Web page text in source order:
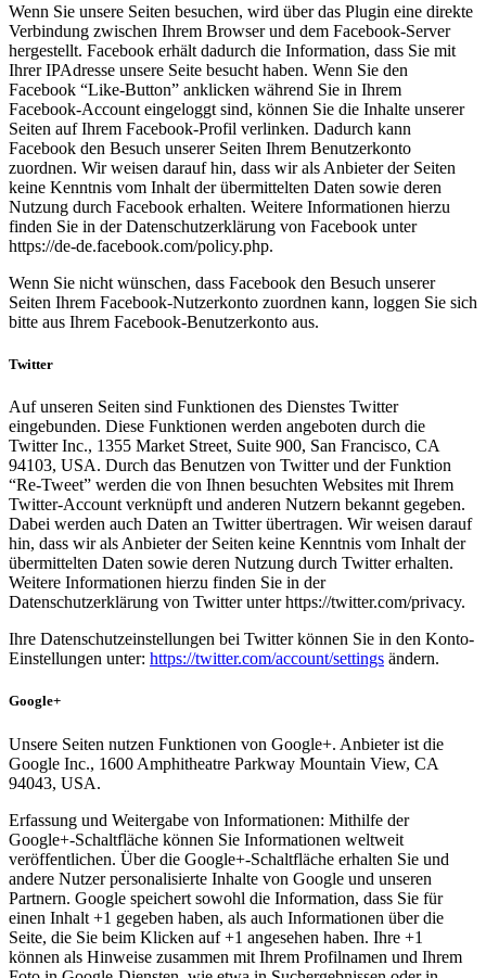
Wenn Sie unsere Seiten besuchen, wird über das Plugin eine direkte
Verbindung zwischen Ihrem Browser und dem Facebook-Server
hergestellt. Facebook erhält dadurch die Information, dass Sie mit
Ihrer IPAdresse unsere Seite besucht haben. Wenn Sie den
Facebook “Like-Button” anklicken während Sie in Ihrem
Facebook-Account eingeloggt sind, können Sie die Inhalte unserer
Seiten auf Ihrem Facebook-Profil verlinken. Dadurch kann
Facebook den Besuch unserer Seiten Ihrem Benutzerkonto
zuordnen. Wir weisen darauf hin, dass wir als Anbieter der Seiten
keine Kenntnis vom Inhalt der übermittelten Daten sowie deren
Nutzung durch Facebook erhalten. Weitere Informationen hierzu
finden Sie in der Datenschutzerklärung von Facebook unter
https://de-de.facebook.com/policy.php.
Wenn Sie nicht wünschen, dass Facebook den Besuch unserer
Seiten Ihrem Facebook-Nutzerkonto zuordnen kann, loggen Sie sich
bitte aus Ihrem Facebook-Benutzerkonto aus.
Twitter
Auf unseren Seiten sind Funktionen des Dienstes Twitter
eingebunden. Diese Funktionen werden angeboten durch die
Twitter Inc., 1355 Market Street, Suite 900, San Francisco, CA
94103, USA. Durch das Benutzen von Twitter und der Funktion
“Re-Tweet” werden die von Ihnen besuchten Websites mit Ihrem
Twitter-Account verknüpft und anderen Nutzern bekannt gegeben.
Dabei werden auch Daten an Twitter übertragen. Wir weisen darauf
hin, dass wir als Anbieter der Seiten keine Kenntnis vom Inhalt der
übermittelten Daten sowie deren Nutzung durch Twitter erhalten.
Weitere Informationen hierzu finden Sie in der
Datenschutzerklärung von Twitter unter https://twitter.com/privacy.
Ihre Datenschutzeinstellungen bei Twitter können Sie in den Konto-
Einstellungen unter: https://twitter.com/account/settings ändern.
Google+
Unsere Seiten nutzen Funktionen von Google+. Anbieter ist die
Google Inc., 1600 Amphitheatre Parkway Mountain View, CA
94043, USA.
Erfassung und Weitergabe von Informationen: Mithilfe der
Google+-Schaltfläche können Sie Informationen weltweit
veröffentlichen. Über die Google+-Schaltfläche erhalten Sie und
andere Nutzer personalisierte Inhalte von Google und unseren
Partnern. Google speichert sowohl die Information, dass Sie für
einen Inhalt +1 gegeben haben, als auch Informationen über die
Seite, die Sie beim Klicken auf +1 angesehen haben. Ihre +1
können als Hinweise zusammen mit Ihrem Profilnamen und Ihrem